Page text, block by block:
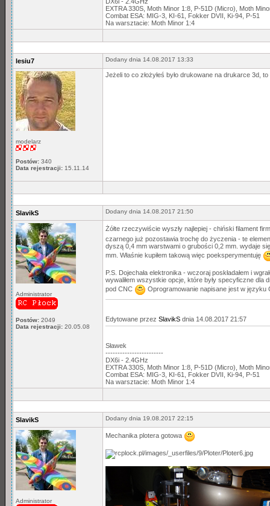
EXTRA 330S, Moth Minor 1:8, P-51D (Micro), Moth
Combat ESA: MIG-3, KI-61, Fokker DVII, Ki-94, P-51
Na warsztacie: Moth Minor 1:4
lesiu7 Dodany dnia 14.08.2017 13:33
modelarz
Postów: 340
Data rejestracji: 15.11.14
Jeżeli to co złożyłeś było drukowane na drukarce 3d,
SlavikS Dodany dnia 14.08.2017 21:50
Administrator
Postów: 2049
Data rejestracji: 20.05.08
Żółte rzeczywiście wyszły najlepiej - chiński filament
czarnego już pozostawia trochę do życzenia - te
dyszą 0,4 mm warstwami o grubości 0,2 mm. wydaje
mm. Właśnie kupiłem takową więc poeksperymentuję
P.S. Dojechała elektronika - wczoraj poskładałem i
wywaliłem wszystkie opcje, które były specyficzne
pod CNC
Oprogramowanie napisane jest w języku
Edytowane przez SlavikS dnia 14.08.2017 21:57
Sławek
------------------------
DX6i - 2.4GHz
EXTRA 330S, Moth Minor 1:8, P-51D (Micro), Moth
Combat ESA: MIG-3, KI-61, Fokker DVII, Ki-94, P-51
Na warsztacie: Moth Minor 1:4
SlavikS Dodany dnia 19.08.2017 22:15
Administrator
Mechanika plotera gotowa